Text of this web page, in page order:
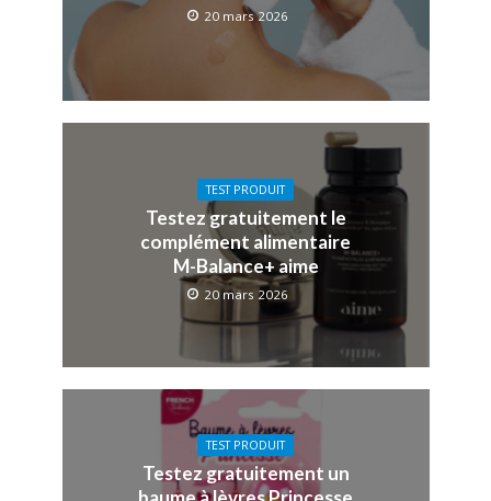
20 mars 2026
TEST PRODUIT
Testez gratuitement le
complément alimentaire
M-Balance+ aime
20 mars 2026
TEST PRODUIT
Testez gratuitement un